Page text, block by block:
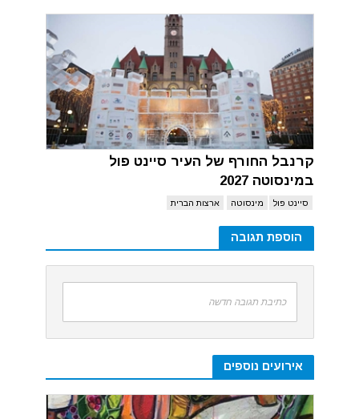
קרנבל החורף של העיר סיינט פול
במינסוטה 2027
סיינט פול מינסוטה ארצות הברית
הוספת תגובה
כתיבת תגובה חדשה
אירועים נוספים